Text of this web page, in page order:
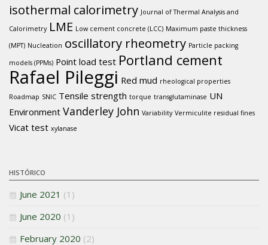
isothermal calorimetry Journal of Thermal Analysis and
Calorimetry LME Low cement concrete (LCC) Maximum paste thickness
(MPT) Nucleation oscillatory rheometry Particle packing
models (PPMs) Point load test Portland cement
Rafael Pileggi Red mud rheological properties
Roadmap SNIC Tensile strength torque transglutaminase UN
Environment Vanderley John Variability Vermiculite residual fines
Vicat test xylanase
HISTÓRICO
June 2021 (1)
June 2020 (1)
February 2020 (2)